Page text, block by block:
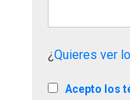
¿Quieres ver
Acepto los